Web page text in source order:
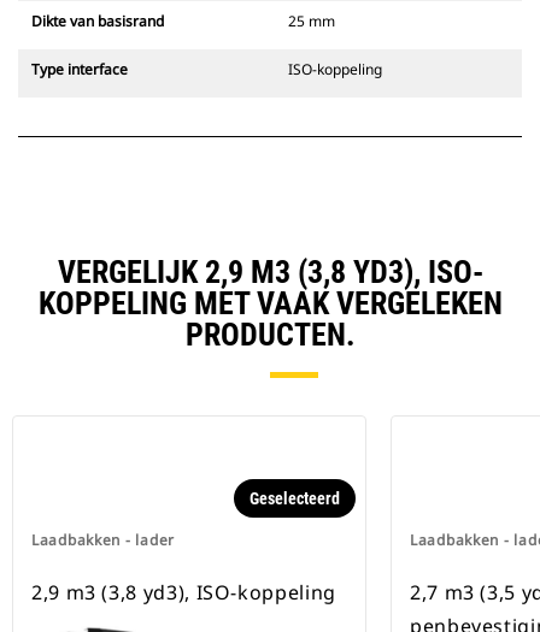
Dikte van basisrand 25 mm
Type interface ISO-koppeling
VERGELIJK 2,9 M3 (3,8 YD3), ISO-
KOPPELING MET VAAK VERGELEKEN
PRODUCTEN.
Laadbakken - lader
Geselecteerd
2,9 m3 (3,8 yd3), ISO-koppeling
Laadbakken -
2,7 m3 (3,5